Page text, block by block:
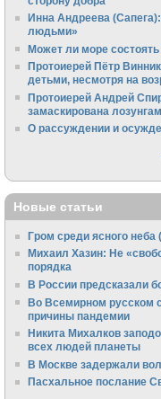
Инна Андреева
людьми»
Может ли море
Протоиерей Пётр
детьми, несмотря на
Протоиерей Андрей
замаскирована
О рассуждении и
Новые статьи
Гром среди ясного
Михаил Хазин: Не
порядка
В России предсказали
Во Всемирном русском
причины пандемии
Никита Михалков
всех людей планеты
В Москве задержали
Пасхальное послание